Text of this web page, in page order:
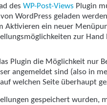
des WP-Post-Views Plugin
WordPress geladen
Aktivieren ein neuer
zur
Plugin die Möglichkeit nur
angemeldet sind (also in
welchen Seite überhaupt
gespeichert wurden,